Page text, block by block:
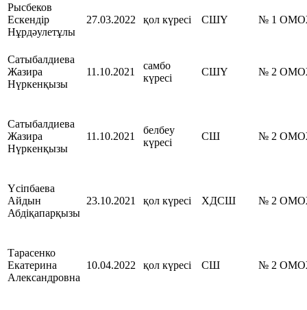
Рысбеков
Ескендір
Нұрдәулетұлы
27.03.2022 қол күресі СШҮ № 1
Сатыбалдиева
Жазира
Нүркенқызы
11.10.2021
самбо
күресі
СШҮ № 2
Сатыбалдиева
Жазира
Нүркенқызы
11.10.2021
белбеу
күресі
СШ № 2
Үсіпбаева
Айдын
Абдіқапарқызы
23.10.2021 қол күресі ХДСШ № 2
Тарасенко
Екатерина
Александровна
10.04.2022 қол күресі СШ № 2